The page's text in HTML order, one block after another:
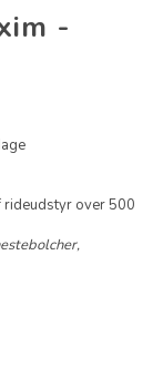
-
rideudstyr over 500